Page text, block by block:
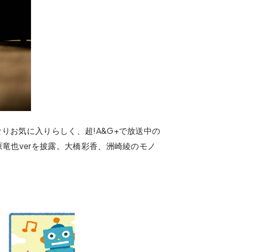
お気に入りらしく、超!A&G+で放送中の
也verを披露。大橋彩香、洲崎綾のモノ